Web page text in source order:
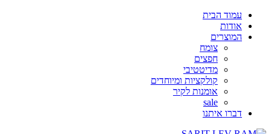
עמוד הבית
אודות
המוצרים
צומח
חפצים
מדיטטיבי
קולקציות ומיוחדים
אומנות לקיר
sale
דברו איתנו